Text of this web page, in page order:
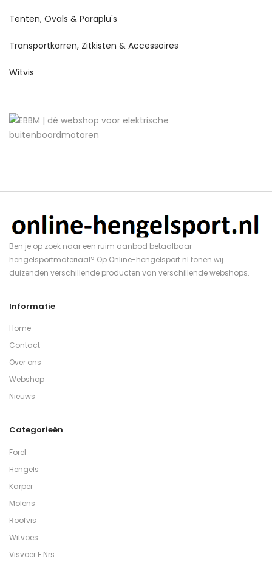
Tenten, Ovals & Paraplu's
Transportkarren, Zitkisten & Accessoires
Witvis
Ben je op zoek naar een ruim aanbod betaalbaar
hengelsportmateriaal? Op Online-hengelsport.nl tonen wij
duizenden verschillende producten van verschillende webshops.
Informatie
Home
Contact
Over ons
Webshop
Nieuws
Categorieën
Forel
Hengels
Karper
Molens
Roofvis
Witvoes
Visvoer E Nrs